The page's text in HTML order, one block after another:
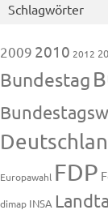
Schlagwörter
2009 2010 2012
Bundestag
Europawahl FDP
dimap INSA